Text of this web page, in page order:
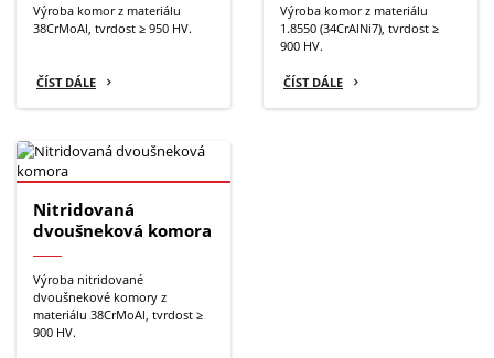
Výroba komor z materiálu
38CrMoAl, tvrdost ≥ 950 HV.
ČÍST DÁLE
Výroba komor z materiálu
1.8550 (34CrAlNi7), tvrdost ≥
900 HV.
ČÍST DÁLE
Nitridovaná
dvoušneková komora
Výroba nitridované
dvoušnekové komory z
materiálu 38CrMoAl, tvrdost ≥
900 HV.